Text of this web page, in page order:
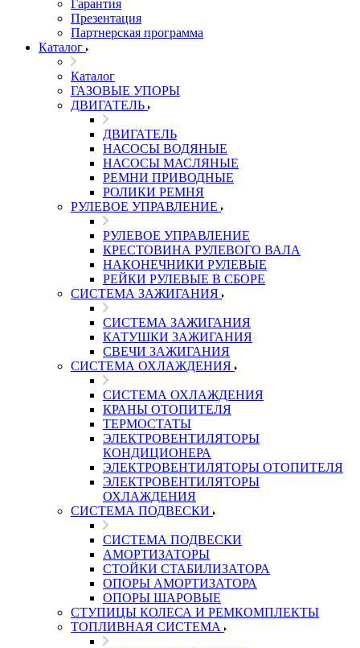
Гарантия
Презентация
Партнерская программа
Каталог
Каталог
ГАЗОВЫЕ УПОРЫ
ДВИГАТЕЛЬ
ДВИГАТЕЛЬ
НАСОСЫ ВОДЯНЫЕ
НАСОСЫ МАСЛЯНЫЕ
РЕМНИ ПРИВОДНЫЕ
РОЛИКИ РЕМНЯ
РУЛЕВОЕ УПРАВЛЕНИЕ
РУЛЕВОЕ УПРАВЛЕНИЕ
КРЕСТОВИНА РУЛЕВОГО ВАЛА
НАКОНЕЧНИКИ РУЛЕВЫЕ
РЕЙКИ РУЛЕВЫЕ В СБОРЕ
СИСТЕМА ЗАЖИГАНИЯ
СИСТЕМА ЗАЖИГАНИЯ
КАТУШКИ ЗАЖИГАНИЯ
СВЕЧИ ЗАЖИГАНИЯ
СИСТЕМА ОХЛАЖДЕНИЯ
СИСТЕМА ОХЛАЖДЕНИЯ
КРАНЫ ОТОПИТЕЛЯ
ТЕРМОСТАТЫ
ЭЛЕКТРОВЕНТИЛЯТОРЫ
КОНДИЦИОНЕРА
ЭЛЕКТРОВЕНТИЛЯТОРЫ ОТОПИТЕЛЯ
ЭЛЕКТРОВЕНТИЛЯТОРЫ
ОХЛАЖДЕНИЯ
СИСТЕМА ПОДВЕСКИ
СИСТЕМА ПОДВЕСКИ
АМОРТИЗАТОРЫ
СТОЙКИ СТАБИЛИЗАТОРА
ОПОРЫ АМОРТИЗАТОРА
ОПОРЫ ШАРОВЫЕ
СТУПИЦЫ КОЛЕСА И РЕМКОМПЛЕКТЫ
ТОПЛИВНАЯ СИСТЕМА